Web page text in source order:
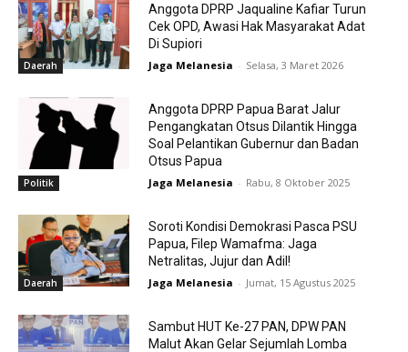
Daerah
Anggota DPRP Jaqualine Kafiar Turun
Cek OPD, Awasi Hak Masyarakat Adat
Di Supiori
Jaga Melanesia - Selasa, 3 Maret 2026
Politik
Anggota DPRP Papua Barat Jalur
Pengangkatan Otsus Dilantik Hingga
Soal Pelantikan Gubernur dan Badan
Otsus Papua
Jaga Melanesia - Rabu, 8 Oktober 2025
Daerah
Soroti Kondisi Demokrasi Pasca PSU
Papua, Filep Wamafma: Jaga
Netralitas, Jujur dan Adil!
Jaga Melanesia - Jumat, 15 Agustus 2025
Sambut HUT Ke-27 PAN, DPW PAN
Malut Akan Gelar Sejumlah Lomba